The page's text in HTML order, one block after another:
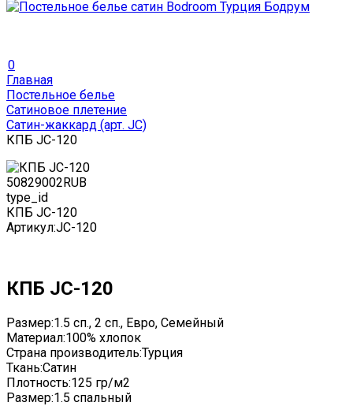
0
Главная
Постельное белье
Сатиновое плетение
Сатин-жаккард (арт. JC)
КПБ JC-120
50829002RUB
type_id
КПБ JC-120
Артикул:JC-120
КПБ JC-120
Размер:1.5 сп., 2 сп., Евро, Семейный
Материал:100% хлопок
Страна производитель:Турция
Ткань:Сатин
Плотность:125 гр/м2
Размер:1.5 спальный